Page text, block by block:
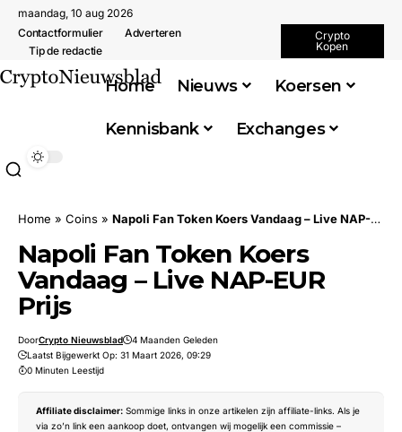
maandag, 10 aug 2026
Contactformulier
Adverteren
Tip de redactie
Crypto
Kopen
Home Nieuws Koersen
Kennisbank Exchanges
Home » Coins » Napoli Fan Token Koers Vandaag – Live NAP-EUR Prijs
Napoli Fan Token Koers
Vandaag – Live NAP-EUR
Prijs
DoorCrypto Nieuwsblad
4 Maanden Geleden
Laatst Bijgewerkt Op: 31 Maart 2026, 09:29
0 Minuten Leestijd
Affiliate disclaimer: Sommige links in onze artikelen zijn affiliate-links. Als je
via zo’n link een aankoop doet, ontvangen wij mogelijk een commissie –